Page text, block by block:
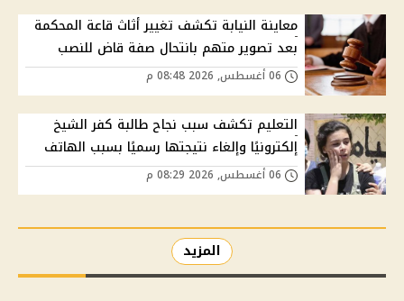
معاينة النيابة تكشف تغيير أثاث قاعة المحكمة
بعد تصوير متهم بانتحال صفة قاض للنصب
التعليم تكشف سبب نجاح طالبة كفر الشيخ
إلكترونيًا وإلغاء نتيجتها رسميًا بسبب الهاتف
المزيد